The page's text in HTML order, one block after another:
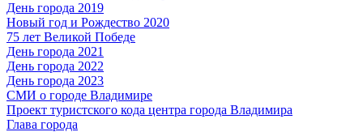
День города 2019
Новый год и Рождество 2020
75 лет Великой Победе
День города 2021
День города 2022
День города 2023
СМИ о городе Владимире
Проект туристского кода центра города Владимира
Глава города